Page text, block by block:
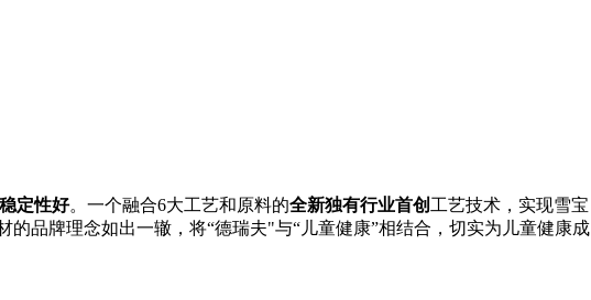
稳定性好。一个融合6大工艺和原料的全新独有行业首创 工艺技术，实现雪宝
品牌理念如出一辙，将“德瑞夫"与“儿童健康”相结合，切实为儿童健康成